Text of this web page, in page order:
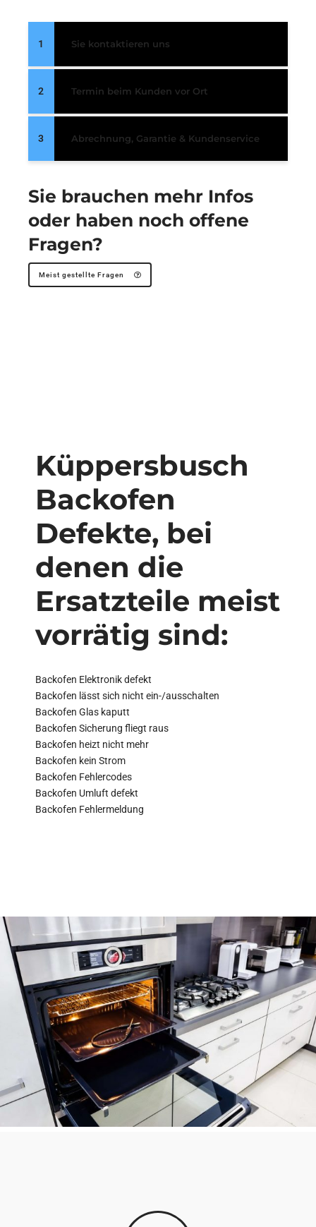
1 Sie kontaktieren uns
2 Termin beim Kunden vor Ort
3 Abrechnung, Garantie & Kundenservice
Sie brauchen mehr Infos
oder haben noch offene
Fragen?
Meist gestellte Fragen
Küppersbusch
Backofen
Defekte, bei
denen die
Ersatzteile meist
vorrätig sind:
Backofen Elektronik defekt
Backofen lässt sich nicht ein-/ausschalten
Backofen Glas kaputt
Backofen Sicherung fliegt raus
Backofen heizt nicht mehr
Backofen kein Strom
Backofen Fehlercodes
Backofen Umluft defekt
Backofen Fehlermeldung